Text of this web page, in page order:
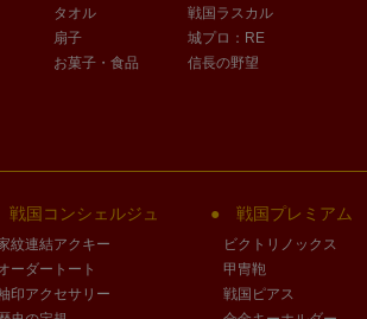
タオル
扇子
お菓子・食品
戦国ラスカル
城プロ：RE
信長の野望
戦国コンシェルジュ
紋連結アクキー
ーダートート
印アクセサリー
戦国プレミアム
ビクトリノックス
甲冑鞄
戦国ピアス